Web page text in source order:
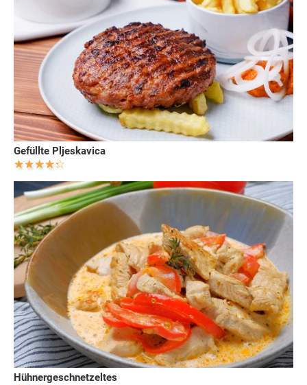
Gefüllte Pljeskavica
Hühnergeschnetzeltes